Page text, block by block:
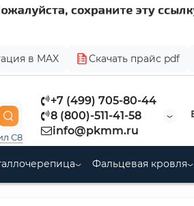
в MAX Скачать прайс pdf
+7 (499) 705-80-44
8 (800)-511-41-58
info@pkmm.ru
С8
Фальцевая кровля